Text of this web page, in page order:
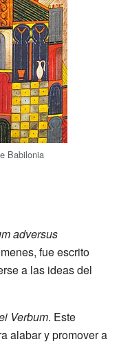
Babilonia
adversus
fue escrito
a las ideas del
Verbum. Este
alabar y promover a